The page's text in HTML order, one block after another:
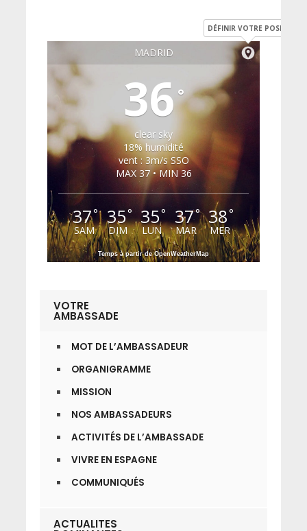
MADRID
DÉFINIR VOTRE POSITION
36°
clear sky
18% humidité
vent : 3m/s SSO
MAX 37 • MIN 36
37°
SAM
35°
DIM
35°
LUN
37°
MAR
38°
MER
Temps à partir de OpenWeatherMap
VOTRE
AMBASSADE
MOT DE L’AMBASSADEUR
ORGANIGRAMME
MISSION
NOS AMBASSADEURS
ACTIVITÉS DE L’AMBASSADE
VIVRE EN ESPAGNE
COMMUNIQUÉS
ACTUALITES